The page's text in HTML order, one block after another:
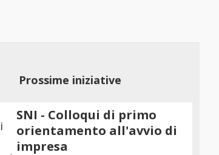
Prossime iniziative
SNI - Colloqui di primo
orientamento all'avvio di
impresa